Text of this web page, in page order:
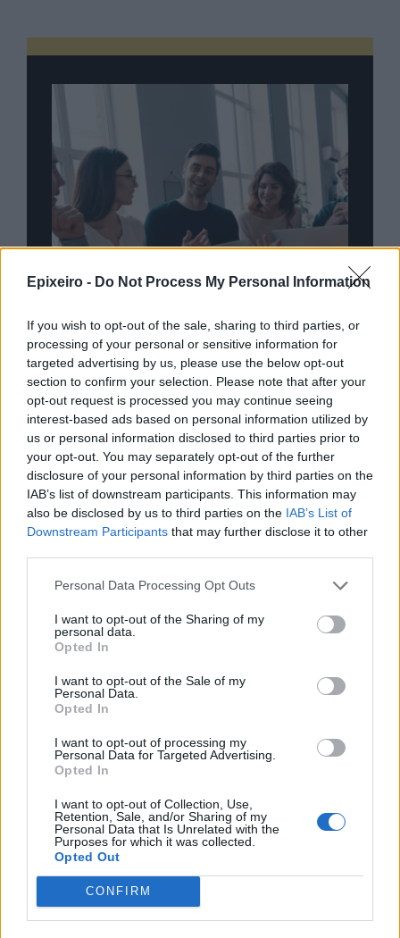
Epixeiro - Do Not Process My Personal Information
If you wish to opt-out of the sale, sharing to third parties, or
processing of your personal or sensitive information for
targeted advertising by us, please use the below opt-out
section to confirm your selection. Please note that after your
opt-out request is processed you may continue seeing
interest-based ads based on personal information utilized by
us or personal information disclosed to third parties prior to
your opt-out. You may separately opt-out of the further
disclosure of your personal information by third parties on the
IAB’s list of downstream participants. This information may
also be disclosed by us to third parties on the IAB’s List of
Downstream Participants that may further disclose it to other
Personal Data Processing Opt Outs
I want to opt-out of the Sharing of my
personal data.
Opted In
I want to opt-out of the Sale of my
Personal Data.
Opted In
I want to opt-out of processing my
Personal Data for Targeted Advertising.
Opted In
I want to opt-out of Collection, Use,
Retention, Sale, and/or Sharing of my
Personal Data that Is Unrelated with the
Purposes for which it was collected.
Opted Out
CONFIRM
TP Greece: Πώς διαμορφώνεται το
μέλλον του Insurance στην εποχή του AI
σου
Advertorial
Περισσότερα από το
50% του Sofia South Ring Mall με
τίμημα 49,35 εκατ. ευρώ
μέχρι το 2028
07/08/26|15:48
Βραβευμένα κρασιά με την
υπογραφή της Lidl Ελλάς